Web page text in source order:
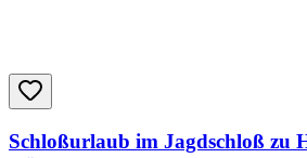
Schloßurlaub im Jagdschloß zu